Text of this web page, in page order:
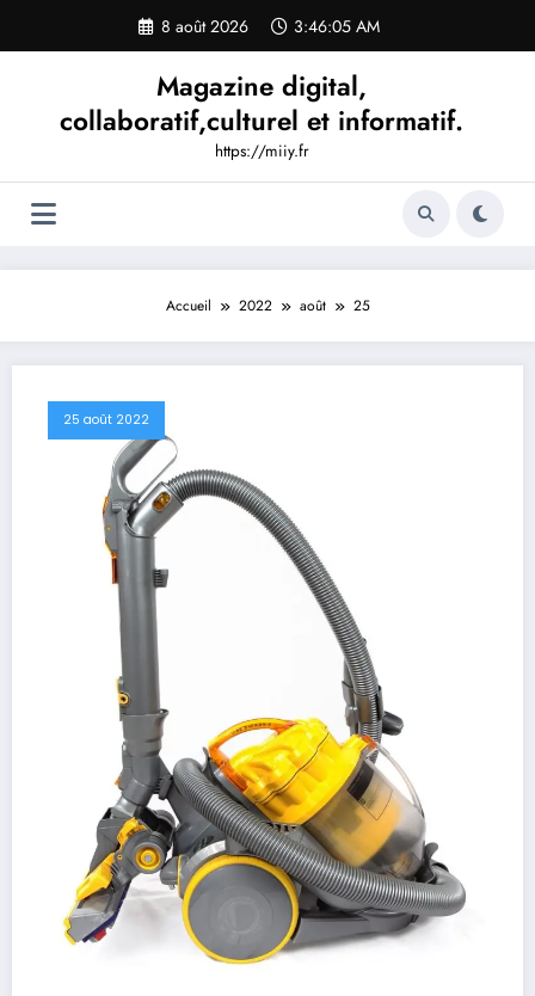
contenu
8 août 2026 3:46:06 AM
Magazine digital,
collaboratif,culturel et informatif.
https://miiy.fr
Accueil 2022 août 25
25 août 2022